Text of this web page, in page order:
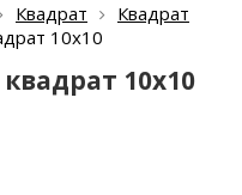
Квадрат
Квадрат
10х10
10х10